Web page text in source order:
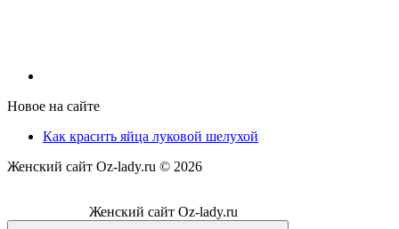
Новое на сайте
Как красить яйца луковой шелухой
Женский сайт Oz-lady.ru © 2026
Женский сайт Oz-lady.ru